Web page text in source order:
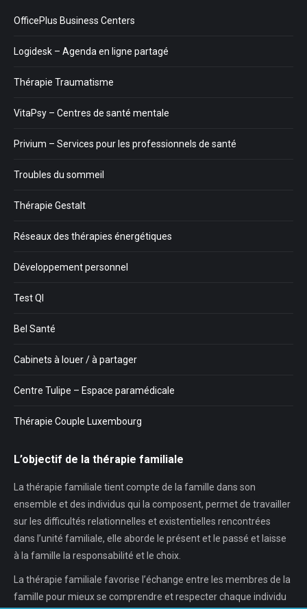
OfficePlus Business Centers
Logidesk – Agenda en ligne partagé
Thérapie Traumatisme
VitaPsy – Centres de santé mentale
Privium – Services pour les professionnels de santé
Troubles du sommeil
Thérapie Gestalt
Réseaux des thérapies énergétiques
Développement personnel
Test QI
Bel Santé
Cabinets à louer / à partager
Centre Tulipe – Espace paramédicale
Thérapie Couple Luxembourg
L’objectif de la thérapie familiale
La thérapie familiale tient compte de la famille dans son
ensemble et des individus qui la composent, permet de travailler
sur les difficultés relationnelles et existentielles rencontrées
dans l’unité familiale, elle aborde le présent et le passé et laisse
à la famille la responsabilité et le choix.
La thérapie familiale favorise l’échange entre les membres de la
famille pour mieux se comprendre et respecter chaque individu